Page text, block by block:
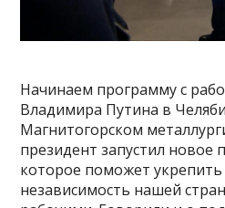
Начинаем программу с
Владимира Путина в
Магнитогорском
президент запустил новое
которое поможет укрепить
независимость нашей